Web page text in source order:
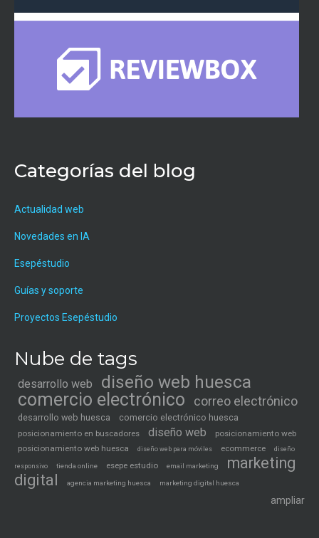
Categorías del blog
Actualidad web
Novedades en IA
Esepéstudio
Guías y soporte
Proyectos Esepéstudio
Nube de tags
desarrollo web
diseño web huesca
comercio electrónico
correo electrónico
desarrollo web huesca comercio electrónico huesca
posicionamiento en buscadores diseño web
posicionamiento web
posicionamiento web huesca
diseño web para móviles ecommerce diseño
responsivo tienda online esepe estudio email marketing
marketing
digital
agencia marketing huesca marketing digital huesca
ampliar